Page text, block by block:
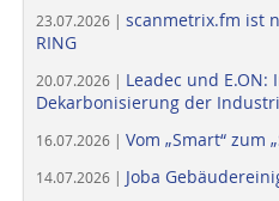
23.07.2026 | scanmetrix.fm ist
RING
20.07.2026 | Leadec und
Dekarbonisierung der
16.07.2026 | Vom „Smart“ zum
14.07.2026 | Joba